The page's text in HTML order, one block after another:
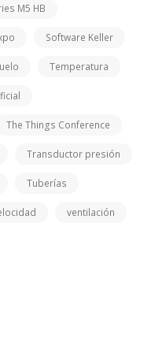
M5 HB
Software Keller
Temperatura
The Things Conference
Transductor presión
Tuberías
ventilación